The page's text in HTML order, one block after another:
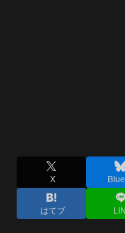
X
はてブ